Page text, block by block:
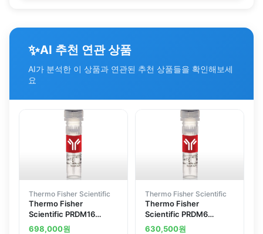
✨AI 추천 연관 상품
AI가 분석한 이 상품과 연관된 추천 상품들을 확인해보세
요
Thermo Fisher Scientific
Thermo Fisher
Scientific PRDM16
Polyclonal Antibody
698,000원
Thermo Fisher Scientific
Thermo Fisher
Scientific PRDM6
Polyclonal Antibody
630,500원